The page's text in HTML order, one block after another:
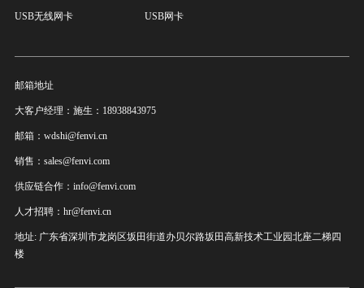
USB无线网卡 USB网卡
邮箱地址
大客户经理：施生：18938843975
邮箱：wdshi@fenvi.cn
销售：sales@fenvi.com
供应链合作：info@fenvi.com
人才招聘：hr@fenvi.cn
地址: 广东省深圳市龙岗区坂田街道办贝尔路坂田高新技术工业园北座二梯四
楼